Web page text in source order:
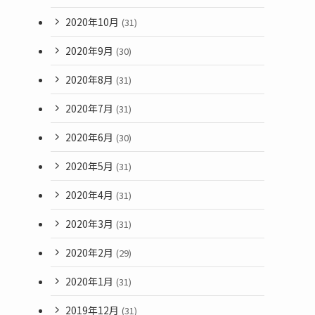
2020年10月 (31)
2020年9月 (30)
2020年8月 (31)
2020年7月 (31)
2020年6月 (30)
2020年5月 (31)
2020年4月 (31)
2020年3月 (31)
2020年2月 (29)
2020年1月 (31)
2019年12月 (31)